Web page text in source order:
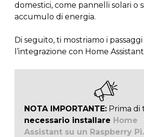
domestici, come pannelli solari o
accumulo di energia.
Di seguito, ti mostriamo i
l’integrazione con Home
NOTA IMPORTANTE: Prima di
necessario installare Home
Assistant su un Raspberry Pi.